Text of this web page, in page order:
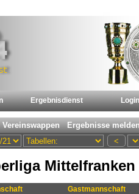
Ergebnisdienst Login
Mittelfranken
Gastmannschaft